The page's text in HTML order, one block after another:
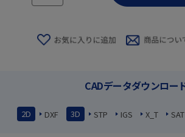
CADデータダウンロー
2D DXF 3D STP IGS X_T SAT